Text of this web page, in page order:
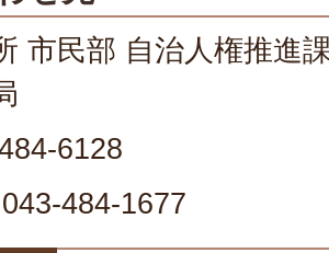
市民部 自治人権推進
6128
484-1677